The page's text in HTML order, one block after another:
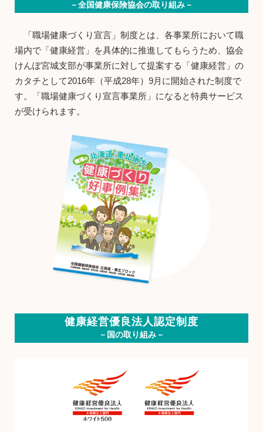
－全国健康保険協会の取り組み－
「職場健康づくり宣言」制度とは、各事業所において職
場内で「健康経営」を具体的に推進してもらうため、協会
けんぽ宮城支部が事業所に対して提案する「健康経営」の
カタチとして2016年（平成28年）9月に開始された制度で
す。「職場健康づくり宣言事業所」になると特典サービス
が受けられます。
健康経営優良法人認定制度
－国の取り組み－